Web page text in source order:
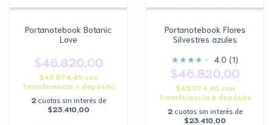
Portanotebook Botanic
Love
$46.820,00
$43.074,40 con
Transferencia o depósito
2 cuotas sin interés de
$23.410,00
Portanotebook Flores
Silvestres azules
★★★★ ★ 4.0 (1)
$46.820,00
$43.074,40 con
Transferencia o depósito
2 cuotas sin interés de
$23.410,00